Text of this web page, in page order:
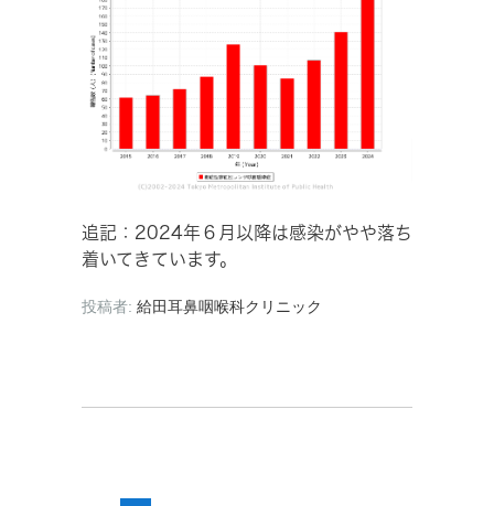
追記：2024年６月以降は感染がやや落ち
着いてきています。
投稿者: 給田耳鼻咽喉科クリニック